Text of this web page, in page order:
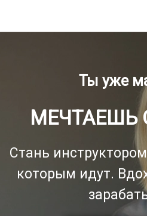
Ты уже
МЕЧТАЕШЬ
Стань
которым идут.